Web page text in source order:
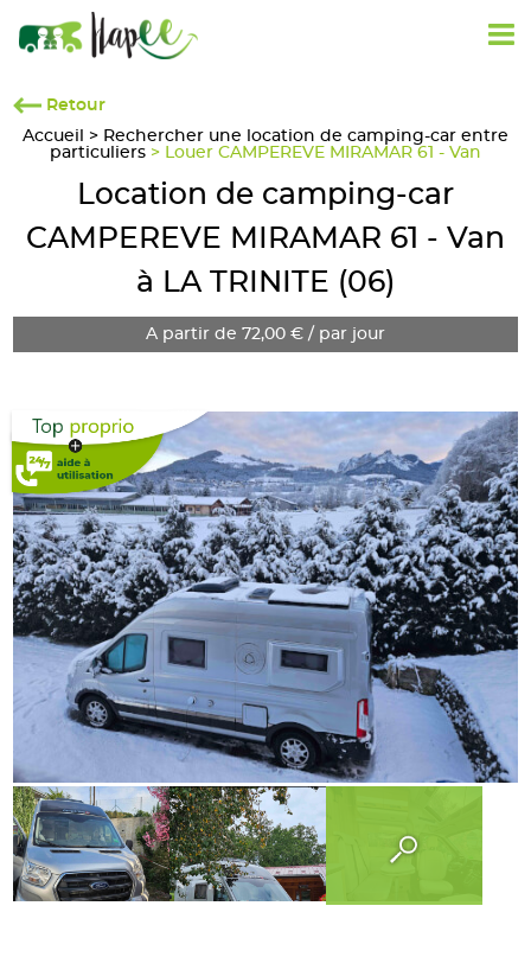
Retour
Accueil
> Rechercher une location de camping-car entre
particuliers > Louer CAMPEREVE MIRAMAR 61 - Van
Location de camping-car
CAMPEREVE MIRAMAR 61 - Van
à LA TRINITE (06)
A partir de 72,00 € / par jour